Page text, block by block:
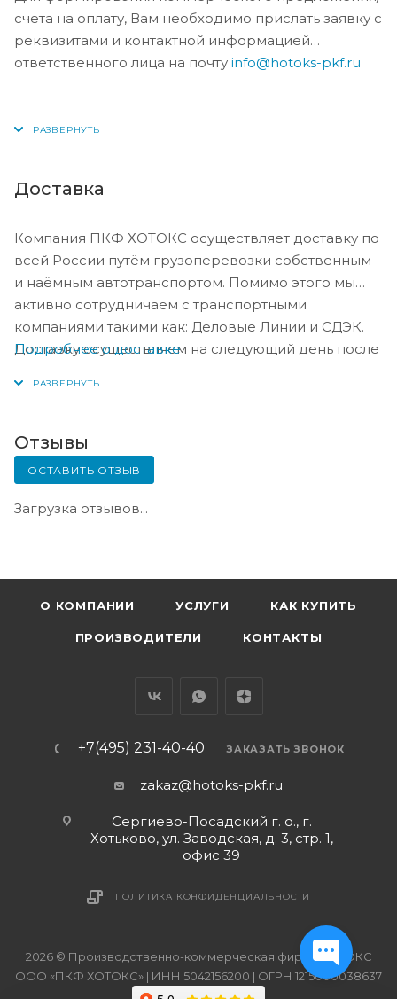
счета на оплату, Вам необходимо прислать заявку с
реквизитами и контактной информацией
ответственного лица на почту info@hotoks-pkf.ru
Доставка
Компания ПКФ ХОТОКС осуществляет доставку по
всей России путём грузоперевозки собственным
и наёмным автотранспортом. Помимо этого мы
активно сотрудничаем с транспортными
компаниями такими как: Деловые Линии и СДЭК.
Доставку осуществляем на следующий день после
Подробнее о доставке
Отзывы
ОСТАВИТЬ ОТЗЫВ
Загрузка отзывов...
О КОМПАНИИ УСЛУГИ КАК КУПИТЬ
ПРОИЗВОДИТЕЛИ КОНТАКТЫ
+7(495) 231-40-40 ЗАКАЗАТЬ ЗВОНОК
zakaz@hotoks-pkf.ru
Сергиево-Посадский г. о., г.
Хотьково, ул. Заводская, д. 3, стр. 1,
офис 39
ПОЛИТИКА КОНФИДЕНЦИАЛЬНОСТИ
2026 © Производственно-коммерческая фирма ХОТОКС
ООО «ПКФ ХОТОКС» | ИНН 5042156200 | ОГРН 1215000038637